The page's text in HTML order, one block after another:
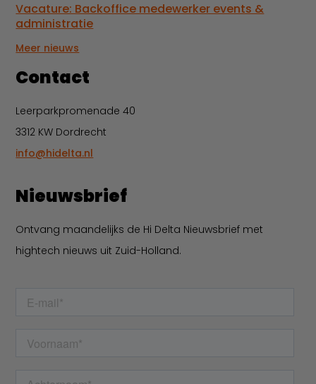
Vacature: Backoffice medewerker events &
administratie
Meer nieuws
Contact
Leerparkpromenade 40
3312 KW Dordrecht
info@hidelta.nl
Nieuwsbrief
Ontvang maandelijks de Hi Delta Nieuwsbrief met
hightech nieuws uit Zuid-Holland.